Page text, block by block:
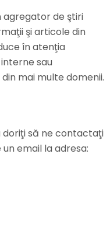
agregator de ştiri
şi articole din
în atenţia
sau
mai multe domenii.
doriţi să ne contactaţi
email la adresa: